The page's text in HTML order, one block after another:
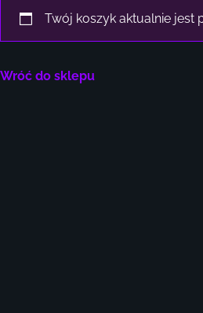
Twój koszyk aktualnie jest
Wróć do sklepu